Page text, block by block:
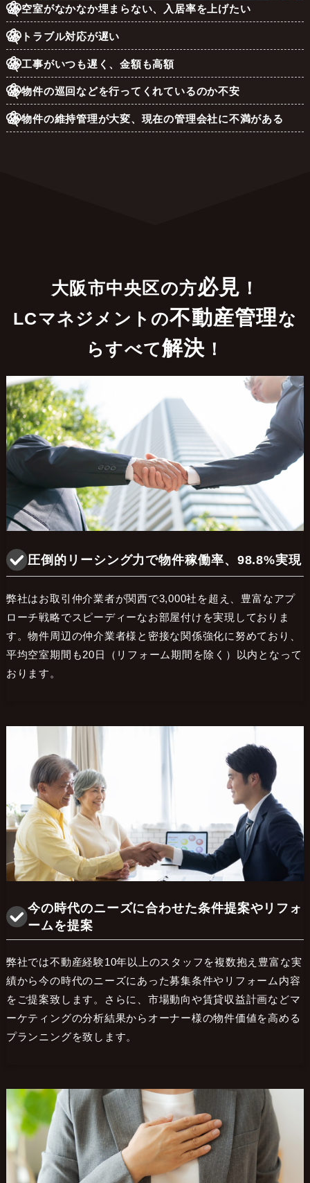
空室がなかなか埋まらない、入居率を上げたい
トラブル対応が遅い
工事がいつも遅く、金額も高額
物件の巡回などを行ってくれているのか不安
物件の維持管理が大変、現在の管理会社に不満がある
大阪市中央区の方必見 ！
LCマネジメントの不動産管理な
らすべて解決 ！
圧倒的リーシング力で物件稼働率、98.8%実現
弊社はお取引仲介業者が関西で3,000社を超え、豊富なアプ
ローチ戦略でスピーディーなお部屋付けを実現しておりま
す。物件周辺の仲介業者様と密接な関係強化に努めており、
平均空室期間も20日（リフォーム期間を除く）以内となって
おります。
今の時代のニーズに合わせた条件提案やリフォ
ームを提案
弊社では不動産経験10年以上のスタッフを複数抱え豊富な実
績から今の時代のニーズにあった募集条件やリフォーム内容
をご提案致します。さらに、市場動向や賃貸収益計画などマ
ーケティングの分析結果からオーナー様の物件価値を高める
プランニングを致します。